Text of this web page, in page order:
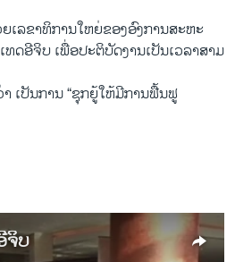
ເລຂາທິການໃຫຍ່ຂອງອົງການສະຫະ
ດອີຈິບ ເພື່ອປະຕິບັດງານເປັນເວລາສາມ
ເປັນການ “ຊຸກຍູ້ໃຫ້ມີການຟື້ນຟູ
ຈິບ